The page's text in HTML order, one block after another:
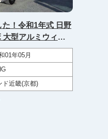
た！令和1年式 日野
大型アルミウィン
アサス リターダ付
録簿/車検付★
01年05月
ド近畿(京都)